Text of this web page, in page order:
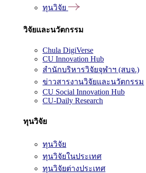
ทุนวิจัย
วิจัยและนวัตกรรม
Chula DigiVerse
CU Innovation Hub
สำนักบริหารวิจัยจุฬาฯ (สบจ.)
ข่าวสารงานวิจัยและนวัตกรรม
CU Social Innovation Hub
CU-Daily Research
ทุนวิจัย
ทุนวิจัย
ทุนวิจัยในประเทศ
ทุนวิจัยต่างประเทศ